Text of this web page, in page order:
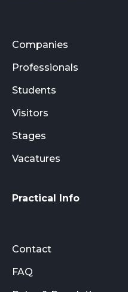
Companies
Professionals
Students
Visitors
Stages
Vacatures
Practical Info
Contact
FAQ